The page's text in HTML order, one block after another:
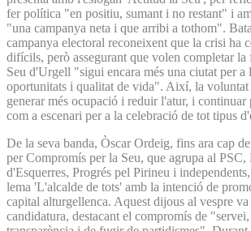
fer política "en positiu, sumant i no restant" i
"una campanya neta i que arribi a tothom".
campanya electoral reconeixent que la crisi ha
difícils, però assegurant que volen completar la
Seu d'Urgell "sigui encara més una ciutat per a
oportunitats i qualitat de vida". Així, la voluntat
generar més ocupació i reduir l'atur, i continuar
com a escenari per a la celebració de tot tipus
De la seva banda, Òscar Ordeig, fins ara cap
per Compromís per la Seu, que agrupa al
d'Esquerres, Progrés pel Pirineu i
lema 'L'alcalde de tots' amb la intenció de
capital alturgellenca. Aquest dijous al vespre va
candidatura, destacant el compromís de "servei,